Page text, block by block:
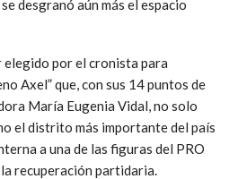
desgranó aún más el espacio
elegido por el cronista para
Axel” que, con sus 14 puntos de
María Eugenia Vidal, no solo
el distrito más importante del país
a una de las figuras del PRO
recuperación partidaria.